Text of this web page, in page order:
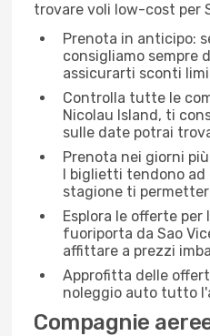
trovare voli low-cost per
Prenota in anticipo:
consigliamo sempre
assicurarti sconti
Controlla tutte le
Nicolau Island, ti
sulle date potrai
Prenota nei giorni
I biglietti tendono ad
stagione ti
Esplora le offerte
fuoriporta da Sao
affittare a prezzi
Approfitta delle
noleggio auto tutto
Compagnie